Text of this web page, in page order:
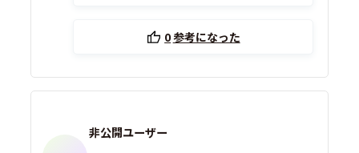
0参考になった
非公開ユーザー